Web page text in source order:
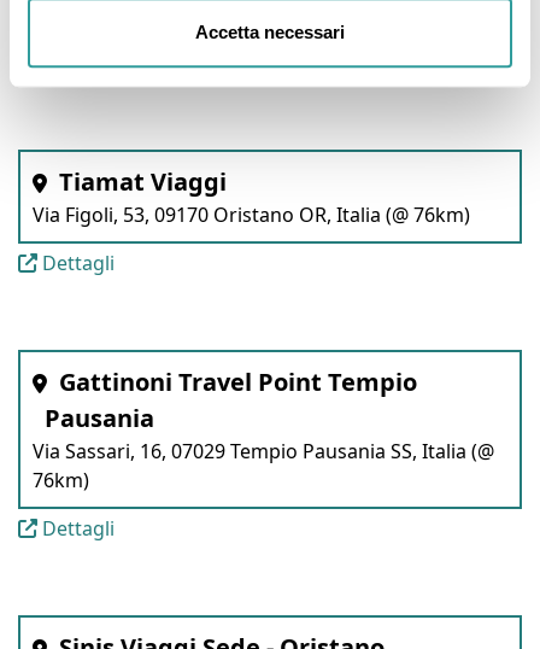
Accetta necessari
Dettagli
Tiamat Viaggi
Via Figoli, 53, 09170 Oristano OR, Italia (@ 76km)
Dettagli
Gattinoni Travel Point Tempio
Pausania
Via Sassari, 16, 07029 Tempio Pausania SS, Italia (@
76km)
Dettagli